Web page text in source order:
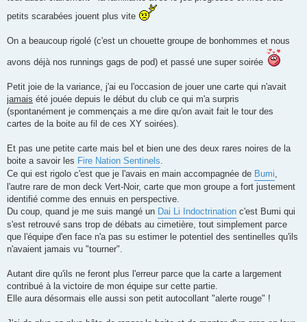
petits scarabées jouent plus vite
On a beaucoup rigolé (c'est un chouette groupe de bonhommes et nous
avons déjà nos runnings gags de pod) et passé une super soirée
Petit joie de la variance, j'ai eu l'occasion de jouer une carte qui n'avait
jamais été jouée depuis le début du club ce qui m'a surpris
(spontanément je commençais a me dire qu'on avait fait le tour des
cartes de la boite au fil de ces XY soirées).
Et pas une petite carte mais bel et bien une des deux rares noires de la
boite a savoir les Fire Nation Sentinels
Ce qui est rigolo c'est que je l'avais en main accompagnée de Bumi
l'autre rare de mon deck Vert-Noir, carte que mon groupe a fort justement
identifié comme des ennuis en perspective.
Du coup, quand je me suis mangé un Dai Li Indoctrination c'est Bumi qui
s'est retrouvé sans trop de débats au cimetière, tout simplement parce
que l'équipe d'en face n'a pas su estimer le potentiel des sentinelles qu'ils
n'avaient jamais vu "tourner".
Autant dire qu'ils ne feront plus l'erreur parce que la carte a largement
contribué à la victoire de mon équipe sur cette partie.
Elle aura désormais elle aussi son petit autocollant "alerte rouge" !